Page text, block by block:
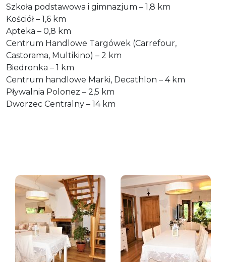
Szkoła podstawowa i gimnazjum – 1,8 km
Kościół – 1,6 km
Apteka – 0,8 km
Centrum Handlowe Targówek (Carrefour,
Castorama, Multikino) – 2 km
Biedronka – 1 km
Centrum handlowe Marki, Decathlon – 4 km
Pływalnia Polonez – 2,5 km
Dworzec Centralny – 14 km